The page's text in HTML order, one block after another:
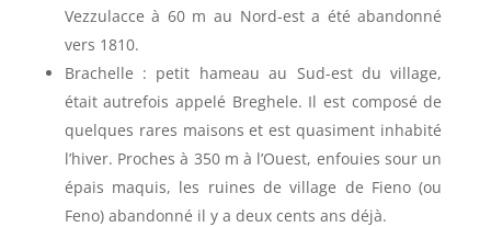
Vezzulacce à 60 m au Nord-est a été abandonné
vers 1810.
Brachelle : petit hameau au Sud-est du village,
était autrefois appelé Breghele. Il est composé de
quelques rares maisons et est quasiment inhabité
l’hiver. Proches à 350 m à l’Ouest, enfouies sour un
épais maquis, les ruines de village de Fieno (ou
Feno) abandonné il y a deux cents ans déjà.